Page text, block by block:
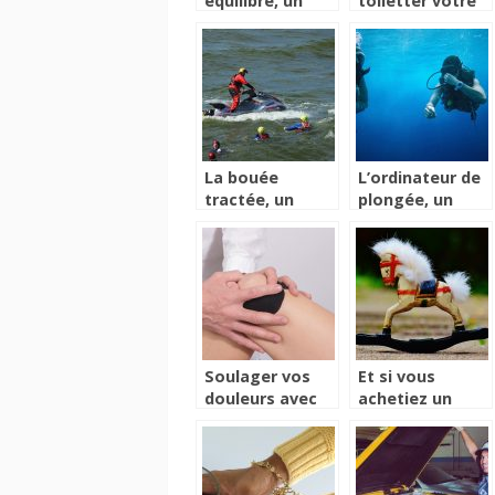
amélioratif des
conditions
d’équilibre
d’un
professionnel?
La bouée
tractée, un
se divertir dans
l’eau
L’ordinateur de
plongée, un
pour avoir
toutes les
informations
lors de votre
plongé
Soulager vos
douleurs avec
Et si vous
achetiez un
pour votre
enfant ?